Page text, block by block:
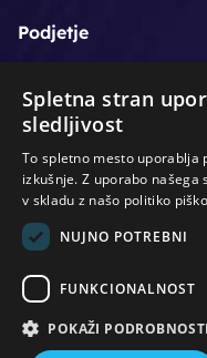
Podjetje
Moj račun
Podpora strankam
Lasje & nega las / Roke
Oprema za salone /
Spletna stran
sledljivost
To spletno mesto uporablja
izkušnje. Z uporabo
v skladu z našo politiko
NUJNO POTREBNI
FUNKCIONALNOST
POKAŽI PODROBNOSTI